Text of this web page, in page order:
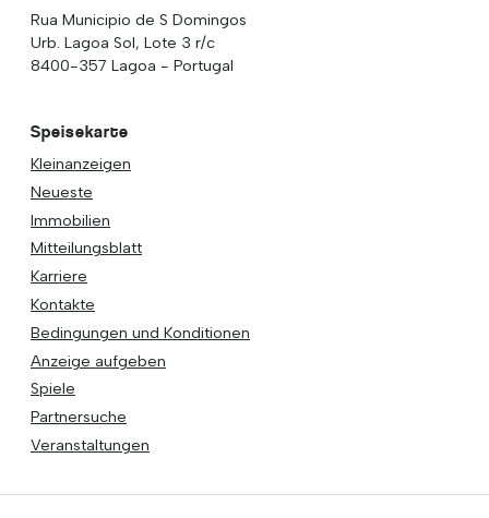
Rua Municipio de S Domingos
Urb. Lagoa Sol, Lote 3 r/c
8400-357 Lagoa - Portugal
Speisekarte
Kleinanzeigen
Neueste
Immobilien
Mitteilungsblatt
Karriere
Kontakte
Bedingungen und Konditionen
Anzeige aufgeben
Spiele
Partnersuche
Veranstaltungen